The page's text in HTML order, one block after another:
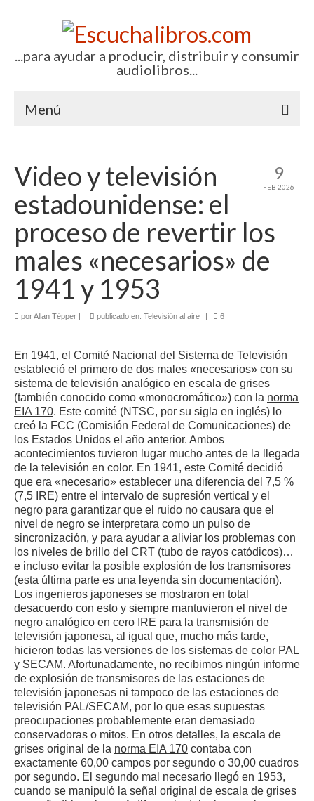
...para ayudar a producir, distribuir y consumir
audiolibros...
Menú
Artículos (todos)
Boletines por correo-e
Glosariocastellano.com
EditorialTecnoTur.com
Contacto (vía TecnoTur)
9
FEB 2026
Video y televisión
estadounidense: el
proceso de revertir los
males «necesarios» de
1941 y 1953
porAllan Tépper | publicado en: Televisión al aire | 6
En 1941, el Comité Nacional del Sistema de Televisión
estableció el primero de dos males «necesarios» con su
sistema de televisión analógico en escala de grises
(también conocido como «monocromático») con la norma
EIA 170. Este comité (NTSC, por su sigla en inglés) lo
creó la FCC (Comisión Federal de Comunicaciones) de
los Estados Unidos el año anterior. Ambos
acontecimientos tuvieron lugar mucho antes de la llegada
de la televisión en color. En 1941, este Comité decidió
que era «necesario» establecer una diferencia del 7,5 %
(7,5 IRE) entre el intervalo de supresión vertical y el
negro para garantizar que el ruido no causara que el
nivel de negro se interpretara como un pulso de
sincronización, y para ayudar a aliviar los problemas con
los niveles de brillo del CRT (tubo de rayos catódicos)…
e incluso evitar la posible explosión de los transmisores
(esta última parte es una leyenda sin documentación).
Los ingenieros japoneses se mostraron en total
desacuerdo con esto y siempre mantuvieron el nivel de
negro analógico en cero IRE para la transmisión de
televisión japonesa, al igual que, mucho más tarde,
hicieron todas las versiones de los sistemas de color PAL
y SECAM. Afortunadamente, no recibimos ningún informe
de explosión de transmisores de las estaciones de
televisión japonesas ni tampoco de las estaciones de
televisión PAL/SECAM, por lo que esas supuestas
preocupaciones probablemente eran demasiado
conservadoras o mitos. En otros detalles, la escala de
grises original de la norma EIA 170 contaba con
exactamente 60,00 campos por segundo o 30,00 cuadros
por segundo. El segundo mal necesario llegó en 1953,
cuando se manipuló la señal original de escala de grises